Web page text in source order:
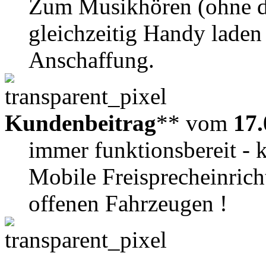
Zum Musikhören (ohne
gleichzeitig Handy
Anschaffung.
Kundenbeitrag** vom
immer funktionsbereit -
Mobile
offenen Fahrzeugen !